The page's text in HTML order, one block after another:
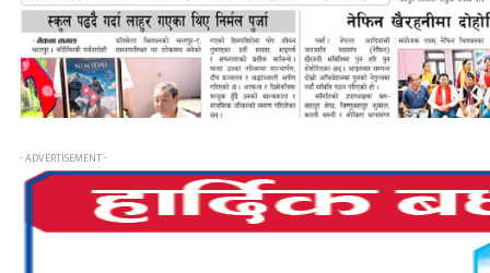
- ADVERTISEMENT -